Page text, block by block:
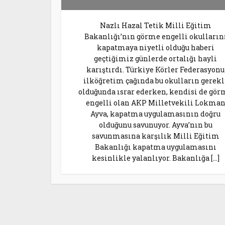
Nazlı Hazal Tetik Milli Eğitim
Bakanlığı’nın görme engelli
kapatmaya niyetli olduğu haberi
geçtiğimiz günlerde ortalığı hayli
karıştırdı. Türkiye Körler Federasyonu
ilköğretim çağında bu okulların
olduğunda ısrar ederken, kendisi de
engelli olan AKP Milletvekili Lokman
Ayva, kapatma uygulamasının doğru
olduğunu savunuyor. Ayva’nın bu
savunmasına karşılık Milli Eğitim
Bakanlığı kapatma uygulamasını
kesinlikle yalanlıyor. Bakanlığa […]